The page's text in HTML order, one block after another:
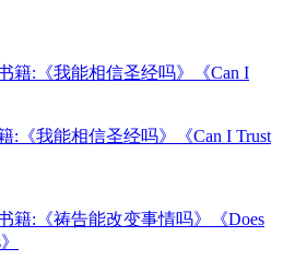
:《我能相信圣经吗》《Can I Trust